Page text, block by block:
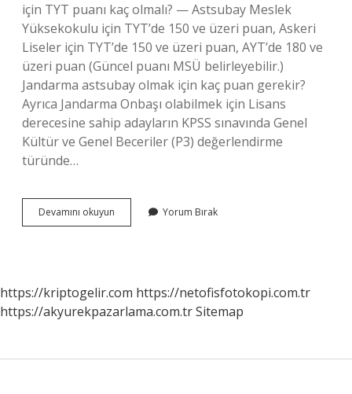
için TYT puanı kaç olmalı? — Astsubay Meslek
Yüksekokulu için TYT’de 150 ve üzeri puan, Askeri
Liseler için TYT’de 150 ve üzeri puan, AYT’de 180 ve
üzeri puan (Güncel puanı MSÜ belirleyebilir.)
Jandarma astsubay olmak için kaç puan gerekir?
Ayrıca Jandarma Onbaşı olabilmek için Lisans
derecesine sahip adayların KPSS sınavında Genel
Kültür ve Genel Beceriler (P3) değerlendirme
türünde…
Devamını okuyun Jandarma
Astsubay
Yorum Bırak
https://kriptogelir.com https://netofisfotokopi.com.tr
https://akyurekpazarlama.com.trSitemap